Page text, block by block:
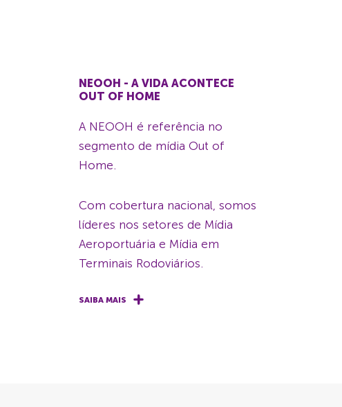
NEOOH - A VIDA ACONTECE
OUT OF HOME
A NEOOH é referência no
segmento de mídia Out of
Home.
Com cobertura nacional, somos
líderes nos setores de Mídia
Aeroportuária e Mídia em
Terminais Rodoviários.
SAIBA MAIS